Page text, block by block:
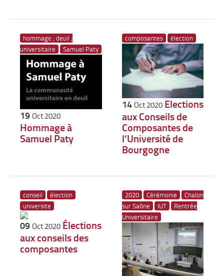
hommage ; deuil ;
universitaire
Samuel Paty
19Oct 2020
Hommage à
Samuel Paty
composantes élection
14Oct 2020 Elections
aux Conseils de
Composantes de
l’Université de
Bourgogne
conseil
élection
universite
09Oct 2020 Élections
aux conseils des
composantes
2020 Cérémonie
Chalon
sur Saône
IUT
Rentrée
Universitaire